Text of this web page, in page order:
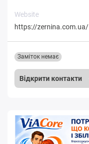
Website
https://zernina.com.ua/
Відкрити контакти
Заміток немає